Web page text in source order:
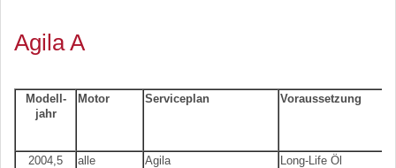
Agila A
Modell-
jahr
Motor Serviceplan Voraussetzung
2004,5
alle
Agila
Long-Life Öl